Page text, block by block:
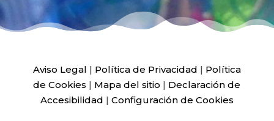
Aviso Legal | Política de Privacidad | Política
de Cookies | Mapa del sitio | Declaración de
Accesibilidad | Configuración de Cookies